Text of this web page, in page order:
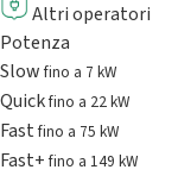
Altri operatori
Potenza
Slowfino a 7 kW
Quickfino a 22 kW
Fastfino a 75 kW
Fast+fino a 149 kW